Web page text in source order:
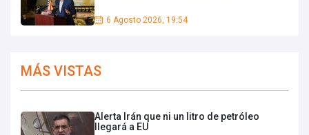
6 Agosto 2026, 19:54
MÁS VISTAS
Alerta Irán que ni un litro de petróleo
llegará a EU